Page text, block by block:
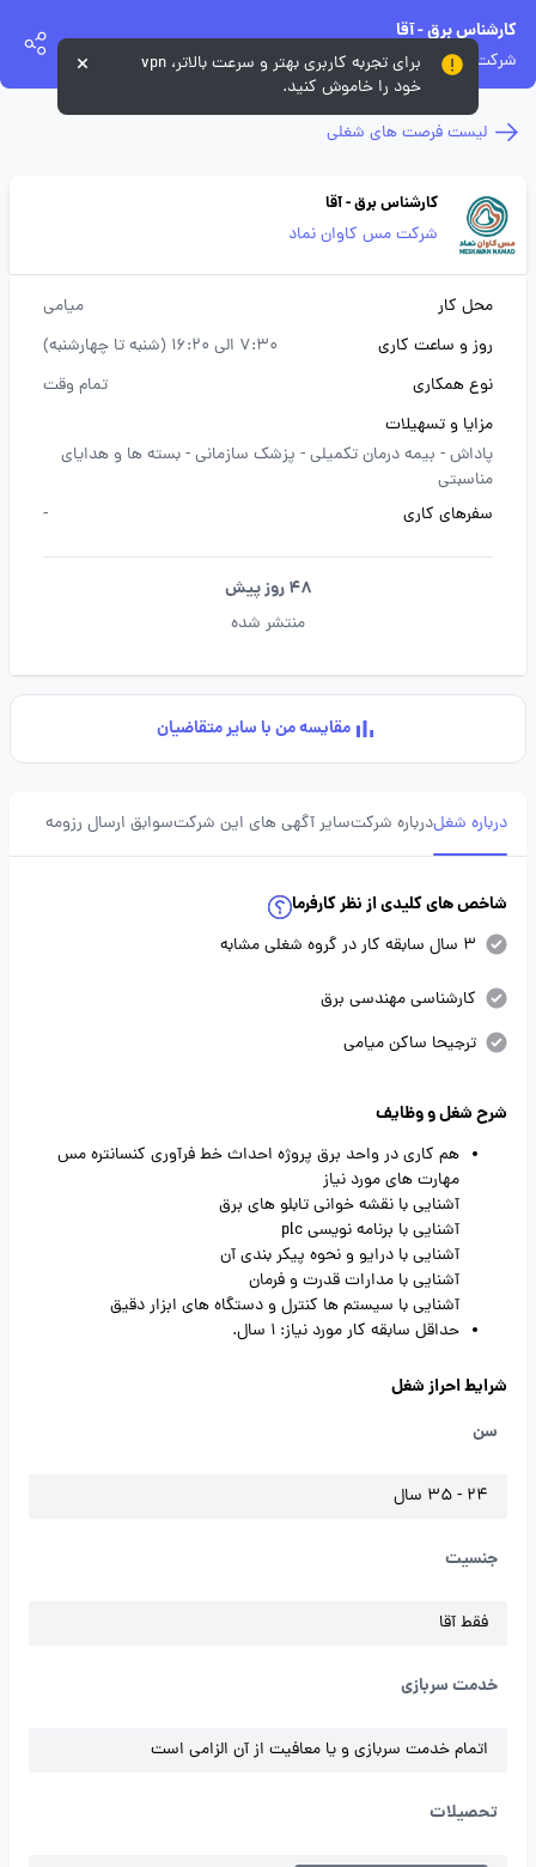
کارشناس برق - آقا
شرکت مس کاوان نماد
لیست فرصت های شغلی
کارشناس برق - آقا
شرکت مس کاوان نماد
محل کار
میامی
روز و ساعت کاری
7:30 الی 16:20 (شنبه تا چهارشنبه)
نوع همکاری
تمام وقت
مزایا و تسهیلات
پاداش - بیمه درمان تکمیلی - پزشک سازمانی -بسته ها و هدایای
مناسبتی
سفرهای کاری
-
48 روز پیش
منتشر شده
مقایسه من با سایر متقاضیان
درباره شغلدرباره شرکتسایر آگهی های این شرکتسوابق ارسال رزومه
شاخص های کلیدی از نظر کارفرما
3 سال سابقه کار در گروه شغلی مشابه
کارشناسی مهندسی برق
ترجیحا ساکن میامی
شرح شغل و وظایف
هم کاری در واحد برق پروژه احداث خط فرآوری کنسانتره مس
مهارت های مورد نیاز
آشنایی با نقشه خوانی تابلو های برق
آشنایی با برنامه نویسی plc
آشنایی با درایو و نحوه پیکر بندی آن
آشنایی با مدارات قدرت و فرمان
آشنایی با سیستم ها کنترل و دستگاه های ابزار دقیق
حداقل سابقه کار مورد نیاز: 1 سال.
شرایط احراز شغل
سن
24 - 35 سال
جنسیت
فقط آقا
خدمت سربازی
اتمام خدمت سربازی و یا معافیت از آن الزامی است
تحصیلات
برای تجربه کاربری بهتر و سرعت بالاتر، vpn
خود را خاموش کنید.